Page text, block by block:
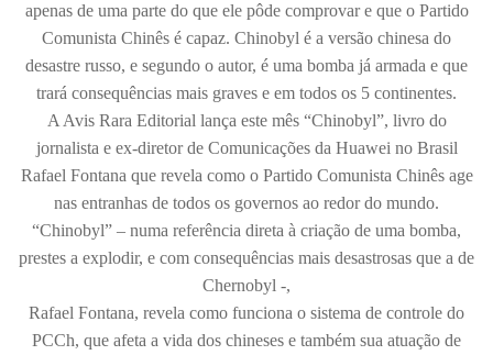
apenas de uma parte do que ele pôde comprovar e que o Partido
Comunista Chinês é capaz. Chinobyl é a versão chinesa do
desastre russo, e segundo o autor, é uma bomba já armada e que
trará consequências mais graves e em todos os 5 continentes.
A Avis Rara Editorial lança este mês “Chinobyl”, livro do
jornalista e ex-diretor de Comunicações da Huawei no Brasil
Rafael Fontana que revela como o Partido Comunista Chinês age
nas entranhas de todos os governos ao redor do mundo.
“Chinobyl” – numa referência direta à criação de uma bomba,
prestes a explodir, e com consequências mais desastrosas que a de
Chernobyl -,
Rafael Fontana, revela como funciona o sistema de controle do
PCCh, que afeta a vida dos chineses e também sua atuação de